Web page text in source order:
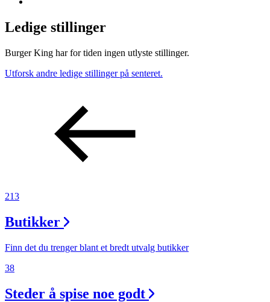
Ledige stillinger
Burger King har for tiden ingen utlyste stillinger.
Utforsk andre ledige stillinger på senteret.
213
Butikker
Finn det du trenger blant et bredt utvalg butikker
38
Steder å spise noe godt